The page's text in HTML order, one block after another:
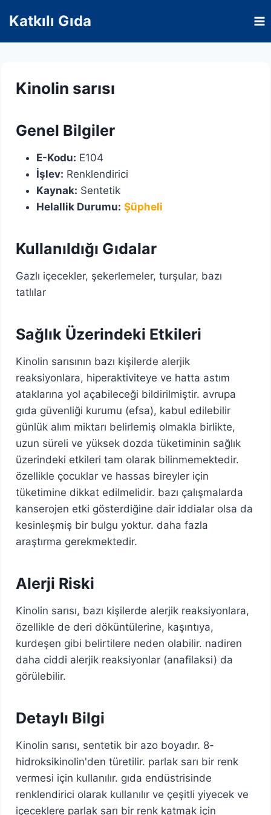
content
Katkılı Gıda
Kinolin sarısı
Genel Bilgiler
E-Kodu: E104
İşlev: Renklendirici
Kaynak: Sentetik
Helallik Durumu: Şüpheli
Kullanıldığı Gıdalar
Gazlı içecekler, şekerlemeler, turşular, bazı
tatlılar
Sağlık Üzerindeki Etkileri
Kinolin sarısının bazı kişilerde alerjik
reaksiyonlara, hiperaktiviteye ve hatta astım
ataklarına yol açabileceği bildirilmiştir. avrupa
gıda güvenliği kurumu (efsa), kabul edilebilir
günlük alım miktarı belirlemiş olmakla birlikte,
uzun süreli ve yüksek dozda tüketiminin sağlık
üzerindeki etkileri tam olarak bilinmemektedir.
özellikle çocuklar ve hassas bireyler için
tüketimine dikkat edilmelidir. bazı çalışmalarda
kanserojen etki gösterdiğine dair iddialar olsa da
kesinleşmiş bir bulgu yoktur. daha fazla
araştırma gerekmektedir.
Alerji Riski
Kinolin sarısı, bazı kişilerde alerjik reaksiyonlara,
özellikle de deri döküntülerine, kaşıntıya,
kurdeşen gibi belirtilere neden olabilir. nadiren
daha ciddi alerjik reaksiyonlar (anafilaksi) da
görülebilir.
Detaylı Bilgi
Kinolin sarısı, sentetik bir azo boyadır. 8-
hidroksikinolin'den türetilir. parlak sarı bir renk
vermesi için kullanılır. gıda endüstrisinde
renklendirici olarak kullanılır ve çeşitli yiyecek ve
içeceklere parlak sarı bir renk katmak için